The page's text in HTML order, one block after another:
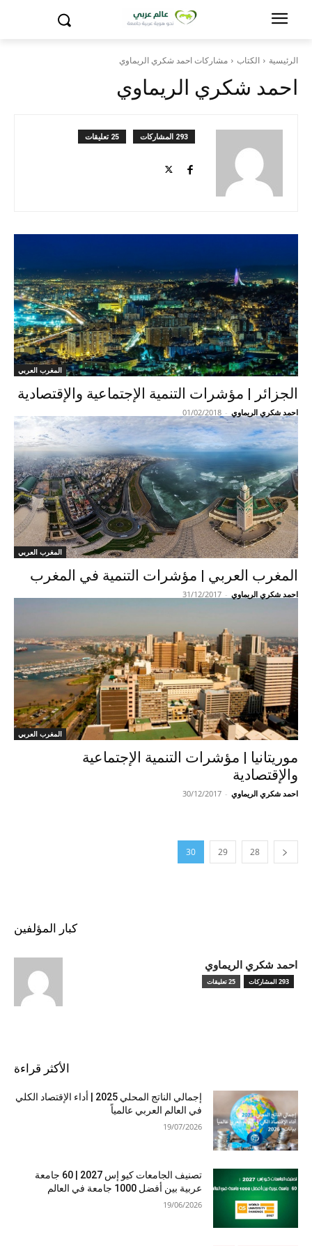
الرئيسية الكتاب مشاركات احمد شكري الريماوي
احمد شكري الريماوي
293 المشاركات 25 تعليقات
المغرب العربي
الجزائر | مؤشرات التنمية الإجتماعية والإقتصادية
احمد شكري الريماوي -
01/02/2018
المغرب العربي
المغرب العربي | مؤشرات التنمية في المغرب
احمد شكري الريماوي -
31/12/2017
المغرب العربي
موريتانيا | مؤشرات التنمية الإجتماعية
والإقتصادية
احمد شكري الريماوي -
30/12/2017
28
29
30
كبار المؤلفين
احمد شكري الريماوي
293 المشاركات 25 تعليقات
الأكثر قراءة
إجمالي الناتج المحلي 2025 | أداء الإقتصاد الكلي
في العالم العربي عالمياً
19/07/2026
تصنيف الجامعات كيو إس 2027 | 60 جامعة
عربية بين أفضل 1000 جامعة في العالم
19/06/2026